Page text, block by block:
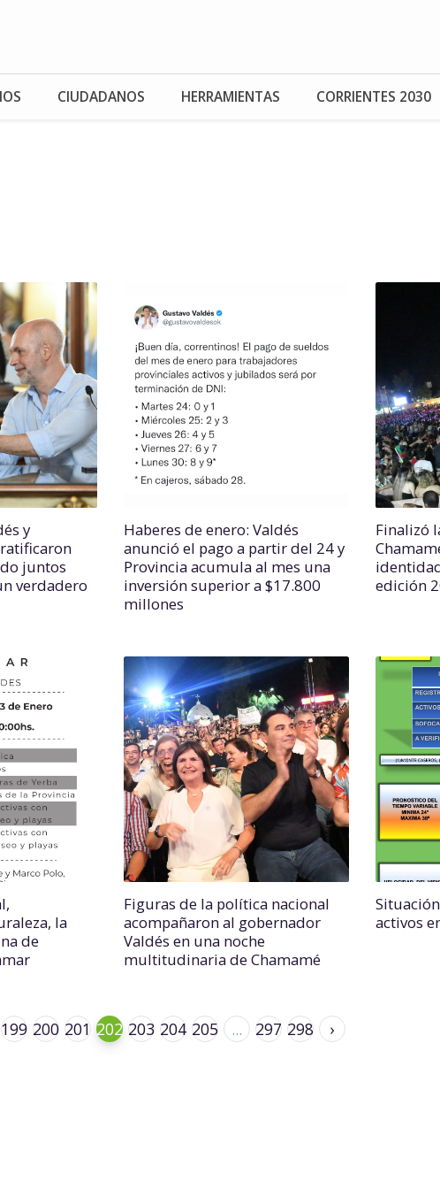
CIUDADANOS HERRAMIENTAS CORRIENTES 2030
y
juntos
verdadero
Haberes de enero: Valdés
anunció el pago a partir del 24 y
Provincia acumula al mes una
inversión superior a $17.800
millones
Finalizó
edición
la
de
Figuras de la política nacional
acompañaron al gobernador
Valdés en una noche
multitudinaria de Chamamé
activos
199 200 201 202 203 204 205 ... 297 298 ›